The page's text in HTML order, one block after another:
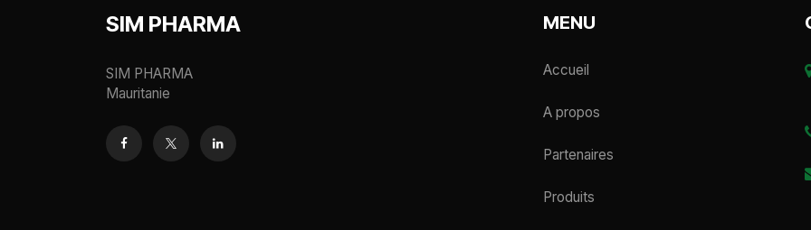
SIM PHARMA
SIM PHARMA
Mauritanie
MENU
Accueil
A propos
Partenaires
Produits